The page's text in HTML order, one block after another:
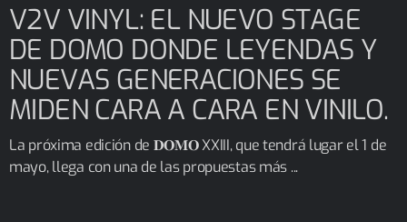
V2V VINYL: EL NUEVO STAGE
DE DOMO DONDE LEYENDAS Y
NUEVAS GENERACIONES SE
MIDEN CARA A CARA EN VINILO.
La próxima edición de 𝐃𝐎𝐌𝐎 XXIII, que tendrá lugar el 1 de
mayo, llega con una de las propuestas más ...